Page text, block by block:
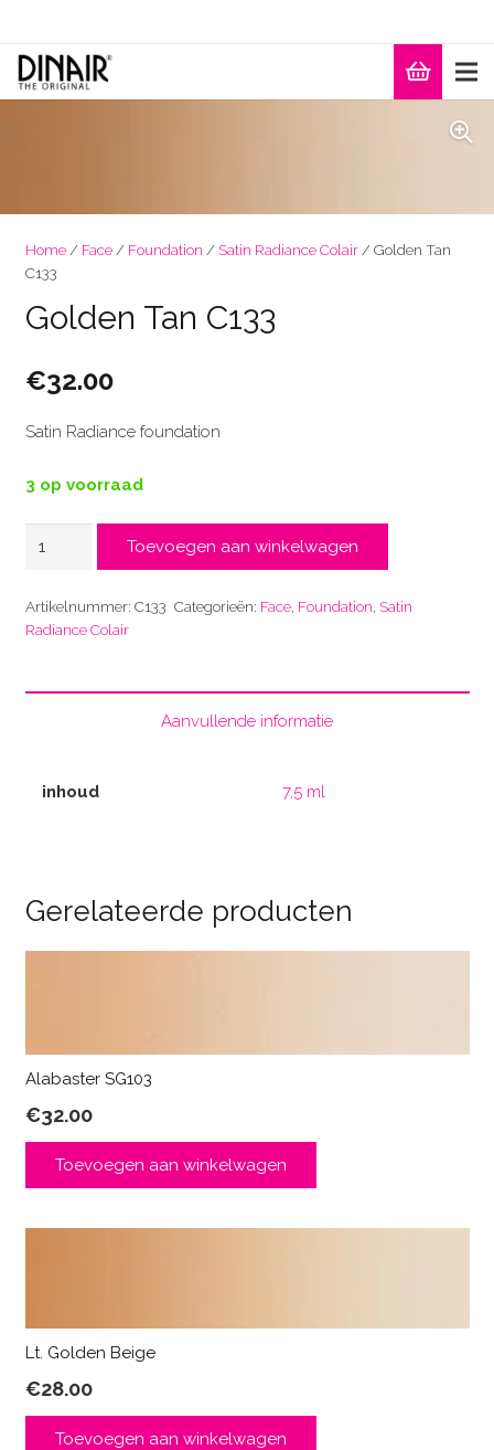
Home/ Face/ Foundation / Satin Radiance Colair/ Golden Tan
C133
Golden Tan C133
€32.00
Satin Radiance foundation
3 op voorraad
aantal
Toevoegen aan winkelwagen
Artikelnummer: C133 Categorieën: Face, Foundation, Satin
Radiance Colair
Aanvullende informatie
inhoud 7,5 ml
Gerelateerde producten
Alabaster SG103
€32.00
Toevoegen aan winkelwagen
Lt. Golden Beige
€28.00
Toevoegen aan winkelwagen